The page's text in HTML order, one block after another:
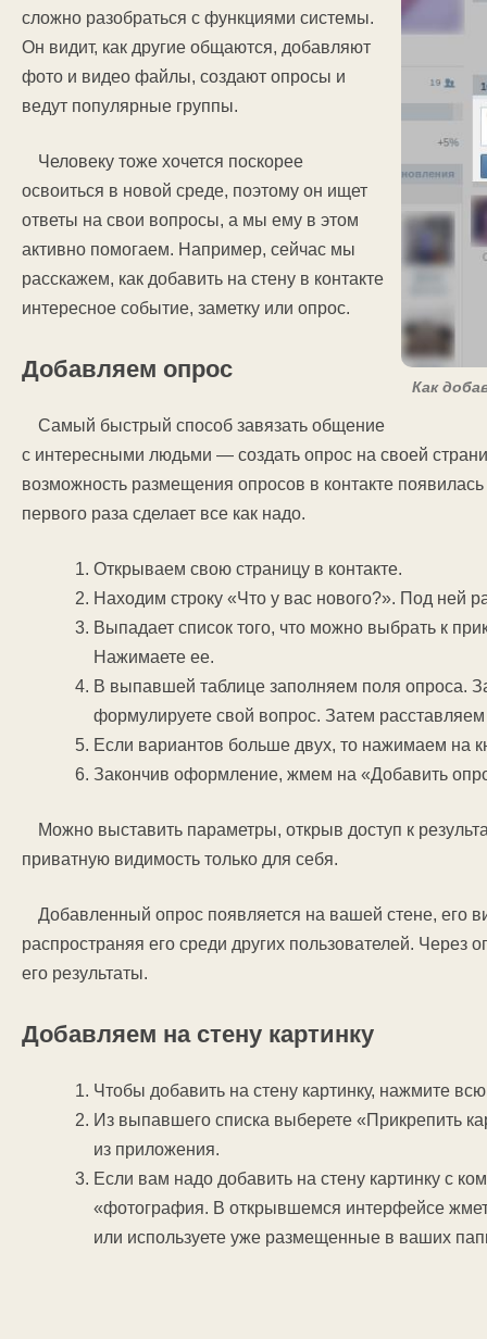
Как
сложно разобраться с функциями системы.
Он видит, как другие общаются, добавляют
фото и видео файлы, создают опросы и
ведут популярные группы.
Человеку тоже хочется поскорее
освоиться в новой среде, поэтому он ищет
ответы на свои вопросы, а мы ему в этом
активно помогаем. Например, сейчас мы
расскажем, как добавить на стену в контакте
интересное событие, заметку или опрос.
Добавляем опрос
Самый быстрый способ завязать общение
с интересными людьми — создать опрос на своей
возможность размещения опросов в контакте
первого раза сделает все как надо.
Открываем свою страницу в контакте.
Находим строку «Что у вас нового?». Под ней
Выпадает список того, что можно выбрать к
Нажимаете ее.
В выпавшей таблице заполняем поля опроса.
формулируете свой вопрос. Затем
Если вариантов больше двух, то нажимаем на
Закончив оформление, жмем на «Добавить
Можно выставить параметры, открыв доступ к
приватную видимость только для себя.
Добавленный опрос появляется на вашей стене, его
распространяя его среди других пользователей. Через
его результаты.
Добавляем на стену картинку
Чтобы добавить на стену картинку, нажмите
Из выпавшего списка выберете «Прикрепить
из приложения.
Если вам надо добавить на стену картинку с
«фотография. В открывшемся интерфейсе
или используете уже размещенные в ваших